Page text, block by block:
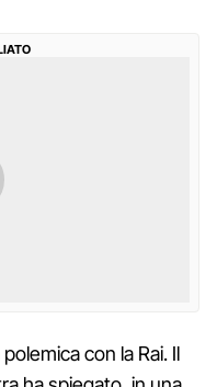
con la Rai. Il